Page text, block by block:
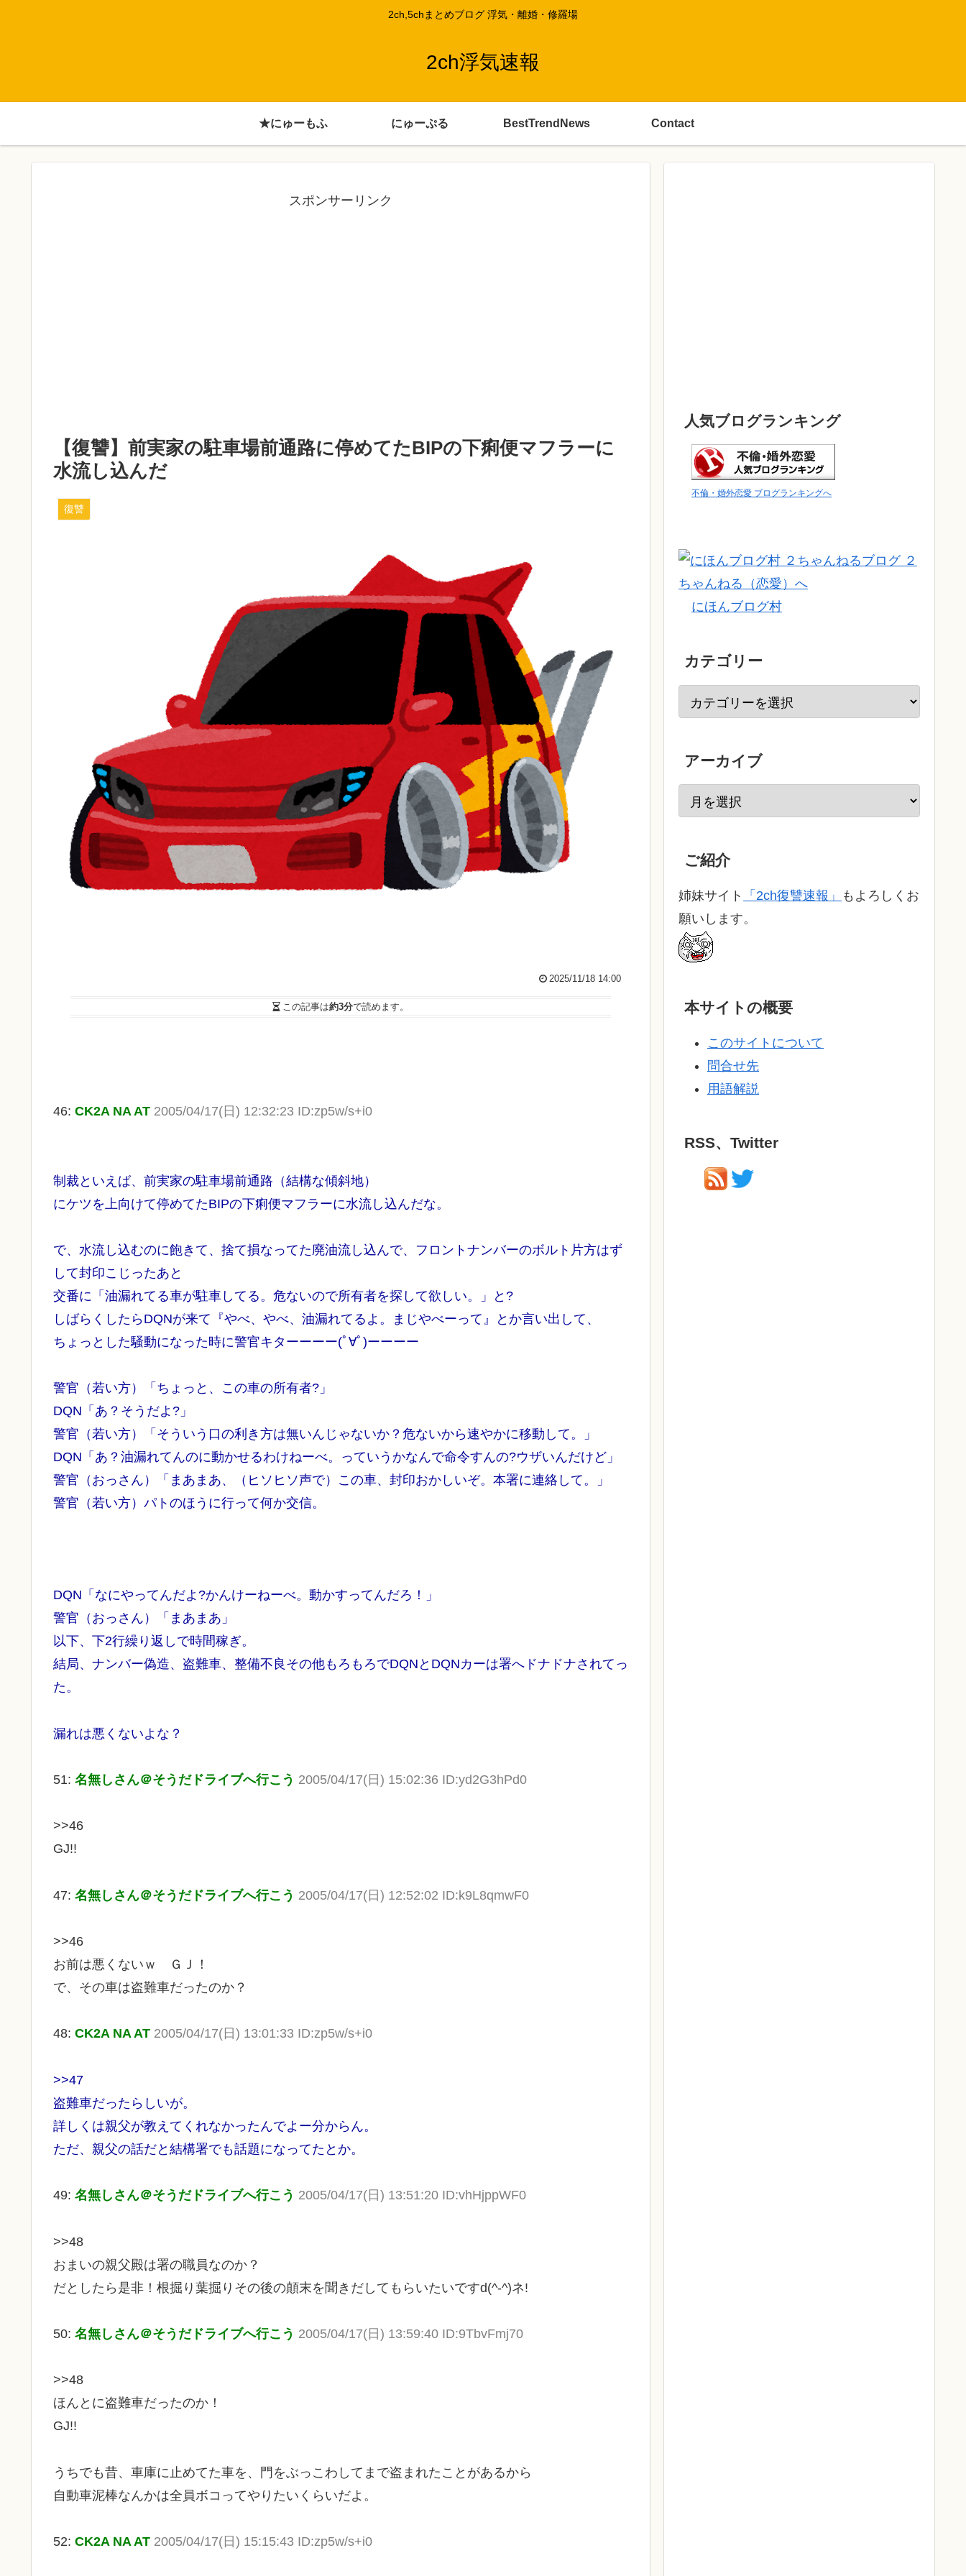
2ch,5chまとめブログ 浮気・離婚・修羅場
2ch浮気速報
★にゅーもふ にゅーぷる BestTrendNews Contact
スポンサーリンク
【復讐】前実家の駐車場前通路に停めてたBIPの下痢便マフラーに
水流し込んだ
復讐
2025/11/18 14:00
この記事は約3分で読めます。
46: CK2A NA AT 2005/04/17(日) 12:32:23 ID:zp5w/s+i0
制裁といえば、前実家の駐車場前通路（結構な傾斜地）
にケツを上向けて停めてたBIPの下痢便マフラーに水流し込んだな。
で、水流し込むのに飽きて、捨て損なってた廃油流し込んで、フロントナンバーのボルト片方はず
して封印こじったあと
交番に「油漏れてる車が駐車してる。危ないので所有者を探して欲しい。」と?
しばらくしたらDQNが来て『やべ、やべ、油漏れてるよ。まじやべーって』とか言い出して、
ちょっとした騒動になった時に警官キターーーー(ﾟ∀ﾟ)ーーーー
警官（若い方）「ちょっと、この車の所有者?」
DQN「あ？そうだよ?」
警官（若い方）「そういう口の利き方は無いんじゃないか？危ないから速やかに移動して。」
DQN「あ？油漏れてんのに動かせるわけねーべ。っていうかなんで命令すんの?ウザいんだけど」
警官（おっさん）「まあまあ、（ヒソヒソ声で）この車、封印おかしいぞ。本署に連絡して。」
警官（若い方）パトのほうに行って何か交信。
DQN「なにやってんだよ?かんけーねーべ。動かすってんだろ！」
警官（おっさん）「まあまあ」
以下、下2行繰り返しで時間稼ぎ。
結局、ナンバー偽造、盗難車、整備不良その他もろもろでDQNとDQNカーは署へドナドナされてっ
た。
漏れは悪くないよな？
51: 名無しさん＠そうだドライブへ行こう 2005/04/17(日) 15:02:36 ID:yd2G3hPd0
>>46
GJ!!
47: 名無しさん＠そうだドライブへ行こう 2005/04/17(日) 12:52:02 ID:k9L8qmwF0
>>46
お前は悪くないｗ ＧＪ！
で、その車は盗難車だったのか？
48: CK2A NA AT 2005/04/17(日) 13:01:33 ID:zp5w/s+i0
>>47
盗難車だったらしいが。
詳しくは親父が教えてくれなかったんでよー分からん。
ただ、親父の話だと結構署でも話題になってたとか。
49: 名無しさん＠そうだドライブへ行こう 2005/04/17(日) 13:51:20 ID:vhHjppWF0
>>48
おまいの親父殿は署の職員なのか？
だとしたら是非！根掘り葉掘りその後の顛末を聞きだしてもらいたいですd(^-^)ネ!
50: 名無しさん＠そうだドライブへ行こう 2005/04/17(日) 13:59:40 ID:9TbvFmj70
>>48
ほんとに盗難車だったのか！
GJ!!
うちでも昔、車庫に止めてた車を、門をぶっこわしてまで盗まれたことがあるから
自動車泥棒なんかは全員ボコってやりたいくらいだよ。
52: CK2A NA AT 2005/04/17(日) 15:15:43 ID:zp5w/s+i0
人気ブログランキング
不倫・婚外恋愛 ブログランキングへ
にほんブログ村
カテゴリー
アーカイブ
ご紹介
姉妹サイト 「2ch復讐速報」
もよろしくお
願いします。
本サイトの概要
このサイトについて
問合せ先
用語解説
RSS、Twitter